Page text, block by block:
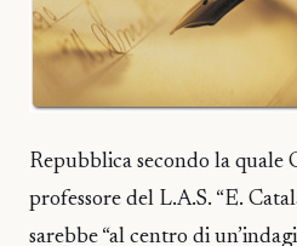
Repubblica secondo la quale
professore del L.A.S. “E.
sarebbe “al centro di